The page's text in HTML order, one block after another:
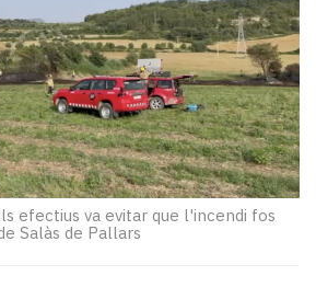
efectius va evitar que l'incendi fos
Salàs de Pallars